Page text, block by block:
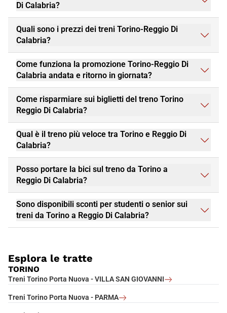
Di Calabria?
Quali sono i prezzi dei treni Torino-Reggio Di
Calabria?
Come funziona la promozione Torino-Reggio Di
Calabria andata e ritorno in giornata?
Come risparmiare sui biglietti del treno Torino
Reggio Di Calabria?
Qual è il treno più veloce tra Torino e Reggio Di
Calabria?
Posso portare la bici sul treno da Torino a
Reggio Di Calabria?
Sono disponibili sconti per studenti o senior sui
treni da Torino a Reggio Di Calabria?
Esplora le tratte
TORINO
Treni Torino Porta Nuova - VILLA SAN GIOVANNI
Treni Torino Porta Nuova - PARMA